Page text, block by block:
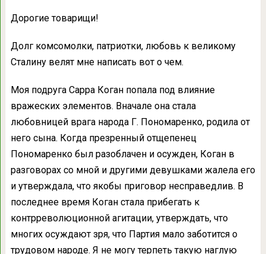
Дорогие товарищи!
Долг комсомолки, патриотки, любовь к великому
Сталину велят мне написать вот о чем.
Моя подруга Сарра Коган попала под влияние
вражеских элементов. Вначале она стала
любовницей врага народа Г. Пономаренко, родила от
него сына. Когда презренный отщепенец
Пономаренко был разоблачен и осужден, Коган в
разговорах со мной и другими девушками жалела его
и утверждала, что якобы приговор несправедлив. В
последнее время Коган стала прибегать к
контрреволюционной агитации, утверждать, что
многих осуждают зря, что Партия мало заботится о
трудовом народе. Я не могу терпеть такую наглую